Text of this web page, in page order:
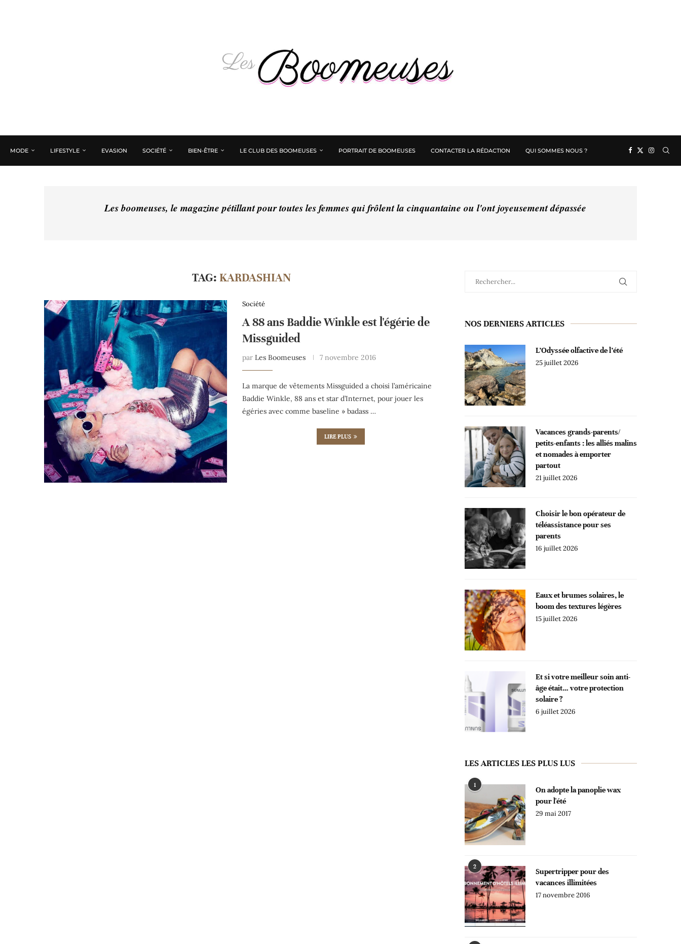
MODE LIFESTYLE EVASION SOCIÉTÉ BIEN-ÊTRE LE CLUB DES BOOMEUSES PORTRAIT DE BOOMEUSES CONTACTER LA RÉDACTION QUI SOMMES NOUS ?
Les boomeuses, le magazine pétillant pour toutes les femmes qui frôlent la cinquantaine ou l'ont joyeusement dépassée
TAG: KARDASHIAN
Société
A 88 ans Baddie Winkle est l'égérie de
Missguided
par Les Boomeuses 7 novembre 2016
La marque de vêtements Missguided a choisi l’américaine
Baddie Winkle, 88 ans et star d’Internet, pour jouer les
égéries avec comme baseline » badass …
LIRE PLUS
NOS DERNIERS ARTICLES
L’Odyssée olfactive de l’été
25 juillet 2026
Vacances grands-parents/
petits-enfants : les alliés malins
et nomades à emporter
partout
21 juillet 2026
Choisir le bon opérateur de
téléassistance pour ses
parents
16 juillet 2026
Eaux et brumes solaires, le
boom des textures légères
15 juillet 2026
Et si votre meilleur soin anti-
âge était… votre protection
solaire ?
6 juillet 2026
LES ARTICLES LES PLUS LUS
1
On adopte la panoplie wax
pour l'été
29 mai 2017
2
Supertripper pour des
vacances illimitées
17 novembre 2016